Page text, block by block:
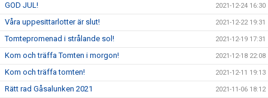
GOD JUL! 2021-12-24 16:30
Våra uppesittarlotter är slut! 2021-12-22 19:31
Tomtepromenad i strålande sol! 2021-12-19 17:31
Kom och träffa Tomten i morgon! 2021-12-18 22:08
Kom och träffa tomten! 2021-12-11 19:13
Rätt rad Gåsalunken 2021 2021-11-06 18:12